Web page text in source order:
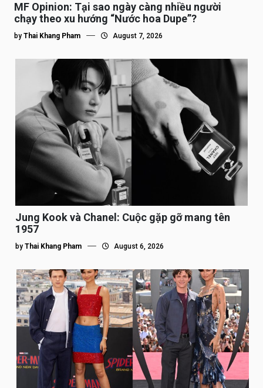
MF Opinion: Tại sao ngày càng nhiều người
chạy theo xu hướng “Nước hoa Dupe”?
by Thai Khang Pham August 7, 2026
Jung Kook và Chanel: Cuộc gặp gỡ mang tên
1957
by Thai Khang Pham August 6, 2026